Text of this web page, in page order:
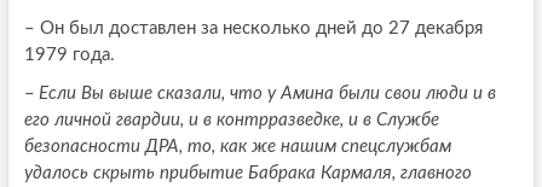
– Он был доставлен за несколько дней до 27 декабря
1979 года.
– Если Вы выше сказали, что у Амина были свои люди и в
его личной гвардии, и в контрразведке, и в Службе
безопасности ДРА, то, как же нашим спецслужбам
удалось скрыть прибытие Бабрака Кармаля, главного